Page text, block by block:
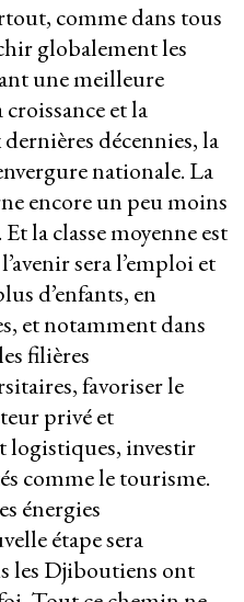
comme dans tous
globalement les
une meilleure
et la
décennies, la
nationale. La
encore un peu moins
la classe moyenne est
sera l’emploi et
d’enfants, en
et notamment dans
filières
favoriser le
privé et
logistiques, investir
comme le tourisme.
énergies
étape sera
les Djiboutiens ont